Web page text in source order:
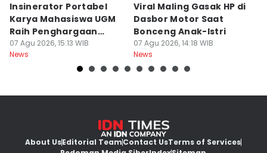
Insinerator Portabel
Karya Mahasiswa UGM
Raih Penghargaan
Internasional
07 Agu 2026, 15:13 WIB
News
Viral Maling Gasak HP di
Dasbor Motor Saat
Bonceng Anak-Istri
07 Agu 2026, 14:18 WIB
News
About UsEditorial TeamContact UsTerms of Services